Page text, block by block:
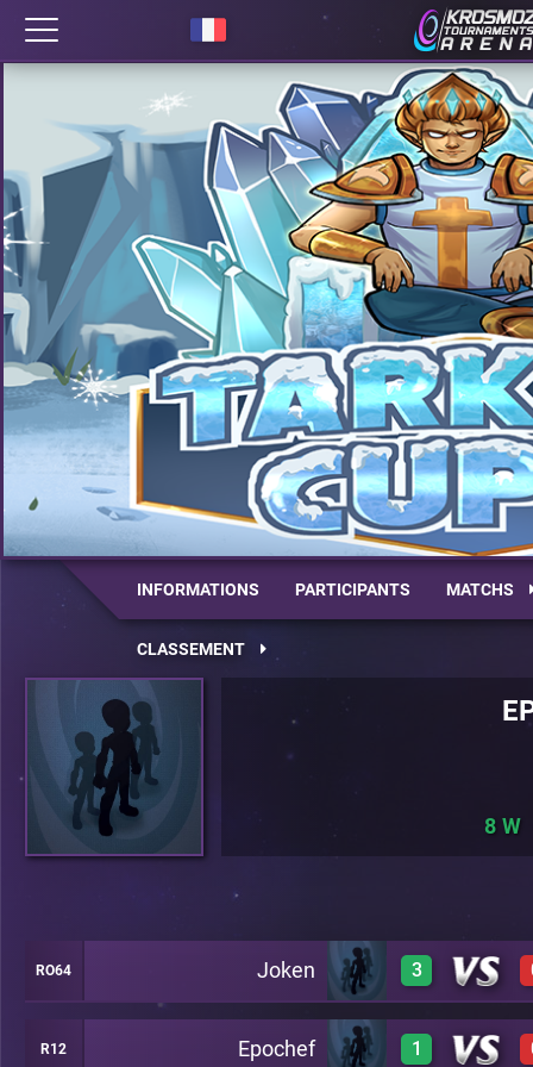
INFORMATIONS PARTICIPANTS MATCHS
CLASSEMENT
8
RO64 Joken 3
1 C26
R12 Epochef 1